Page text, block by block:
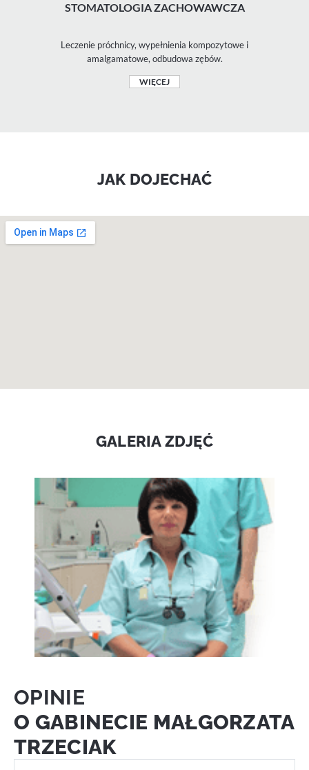
STOMATOLOGIA ZACHOWAWCZA
Leczenie próchnicy, wypełnienia kompozytowe i
amalgamatowe, odbudowa zębów.
WIĘCEJ
JAK DOJECHAĆ
GALERIA ZDJĘĆ
OPINIE
O GABINECIE MAŁGORZATA
TRZECIAK